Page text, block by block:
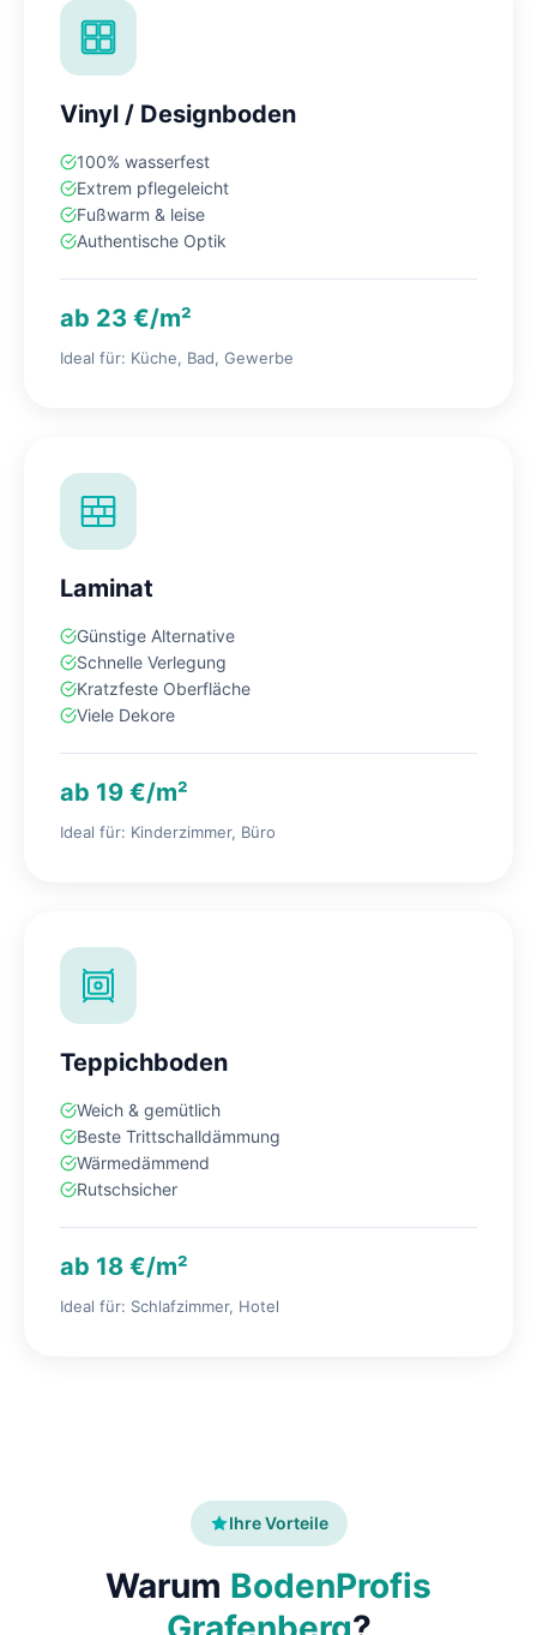
Vinyl / Designboden
100% wasserfest
Extrem pflegeleicht
Fußwarm & leise
Authentische Optik
ab 23 €/m²
Ideal für: Küche, Bad, Gewerbe
Laminat
Günstige Alternative
Schnelle Verlegung
Kratzfeste Oberfläche
Viele Dekore
ab 19 €/m²
Ideal für: Kinderzimmer, Büro
Teppichboden
Weich & gemütlich
Beste Trittschalldämmung
Wärmedämmend
Rutschsicher
ab 18 €/m²
Ideal für: Schlafzimmer, Hotel
Ihre Vorteile
Warum BodenProfis